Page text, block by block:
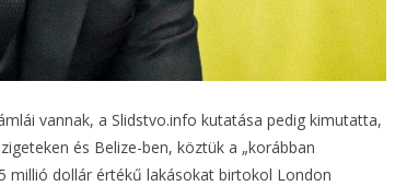
vannak, a Slidstvo.info kutatása pedig kimutatta,
és Belize-ben, köztük a „korábban
millió dollár értékű lakásokat birtokol London